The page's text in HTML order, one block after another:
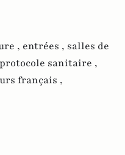
, entrées , salles de
protocole sanitaire ,
français ,